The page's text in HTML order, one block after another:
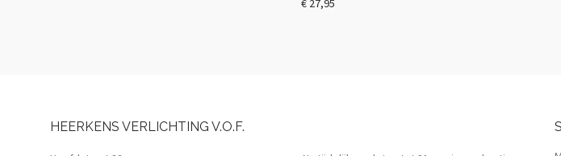
€ 27,95
HEERKENS VERLICHTING V.O.F.